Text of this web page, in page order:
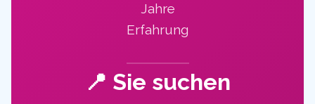
Jahre
Erfahrung
📍 Sie suchen